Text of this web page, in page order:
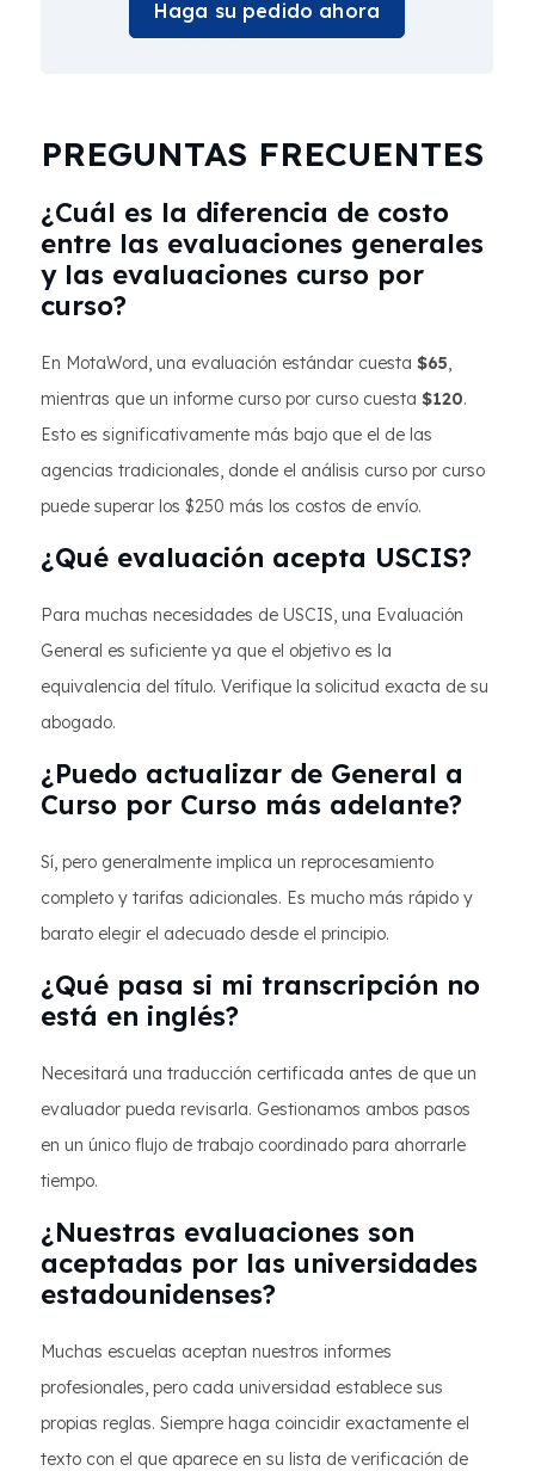
Haga su pedido ahora
PREGUNTAS FRECUENTES
¿Cuál es la diferencia de costo
entre las evaluaciones generales
y las evaluaciones curso por
curso?
En MotaWord, una evaluación estándar cuesta $65,
mientras que un informe curso por curso cuesta $120.
Esto es significativamente más bajo que el de las
agencias tradicionales, donde el análisis curso por curso
puede superar los $250 más los costos de envío.
¿Qué evaluación acepta USCIS?
Para muchas necesidades de USCIS, una Evaluación
General es suficiente ya que el objetivo es la
equivalencia del título. Verifique la solicitud exacta de su
abogado.
¿Puedo actualizar de General a
Curso por Curso más adelante?
Sí, pero generalmente implica un reprocesamiento
completo y tarifas adicionales. Es mucho más rápido y
barato elegir el adecuado desde el principio.
¿Qué pasa si mi transcripción no
está en inglés?
Necesitará una traducción certificada antes de que un
evaluador pueda revisarla. Gestionamos ambos pasos
en un único flujo de trabajo coordinado para ahorrarle
tiempo.
¿Nuestras evaluaciones son
aceptadas por las universidades
estadounidenses?
Muchas escuelas aceptan nuestros informes
profesionales, pero cada universidad establece sus
propias reglas. Siempre haga coincidir exactamente el
texto con el que aparece en su lista de verificación de